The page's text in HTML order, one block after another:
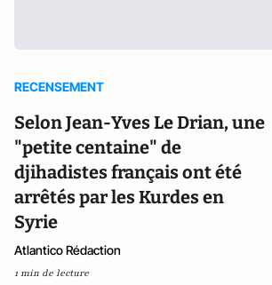
RECENSEMENT
Selon Jean-Yves Le Drian, une
"petite centaine" de
djihadistes français ont été
arrêtés par les Kurdes en
Syrie
Atlantico Rédaction
1 min de lecture